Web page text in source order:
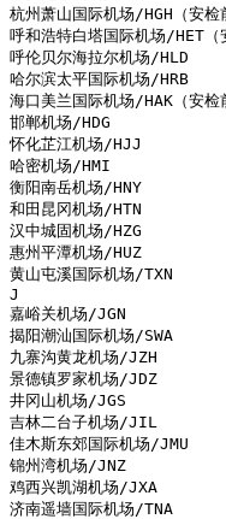
杭州萧山国际机场/HGH（安检
呼和浩特白塔国际机场/HET（
呼伦贝尔海拉尔机场/HLD
哈尔滨太平国际机场/HRB
海口美兰国际机场/HAK（安检
邯郸机场/HDG
怀化芷江机场/HJJ
哈密机场/HMI
衡阳南岳机场/HNY
和田昆冈机场/HTN
汉中城固机场/HZG
惠州平潭机场/HUZ
黄山屯溪国际机场/TXN
J
嘉峪关机场/JGN
揭阳潮汕国际机场/SWA
九寨沟黄龙机场/JZH
景德镇罗家机场/JDZ
井冈山机场/JGS
吉林二台子机场/JIL
佳木斯东郊国际机场/JMU
锦州湾机场/JNZ
鸡西兴凯湖机场/JXA
济南遥墙国际机场/TNA